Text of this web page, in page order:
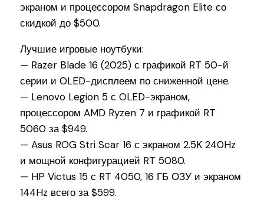
экраном и процессором Snapdragon Elite со
скидкой до $500.
Лучшие игровые ноутбуки:
— Razer Blade 16 (2025) с графикой RT 50-й
серии и OLED-дисплеем по сниженной цене.
— Lenovo Legion 5 с OLED-экраном,
процессором AMD Ryzen 7 и графикой RT
5060 за $949.
— Asus ROG Stri Scar 16 с экраном 2.5K 240Hz
и мощной конфигурацией RT 5080.
— HP Victus 15 с RT 4050, 16 ГБ ОЗУ и экраном
144Hz всего за $599.